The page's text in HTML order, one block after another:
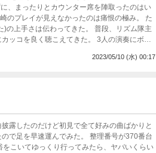
、まったりとカウンター席を陣取ったのはい
のプレイが見えなかったのは痛恨の極み。 た
の上手さは伝わってきた。 普段、リズム隊主
こえてきた。 3人の演奏にボー
体
のライブを見ているようで多幸感に包まれて
本ライブに参戦した中で1番の日常に近づけ
2023/05/10 (水) 00:17
露したのだけど初見で全て好みの曲ばかりと
でみた。 整理番号が370番台
こいてゆっくり行ってみたら、ヤバいくらい